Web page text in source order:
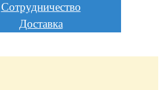
Сотрудничество
Доставка